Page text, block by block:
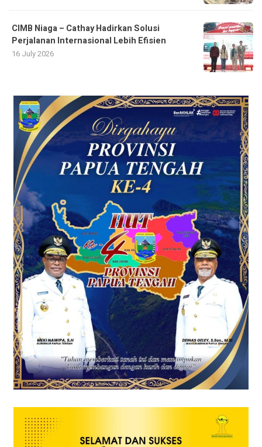
CIMB Niaga – Cathay Hadirkan Solusi
Perjalanan Internasional Lebih Efisien
16 July 2026